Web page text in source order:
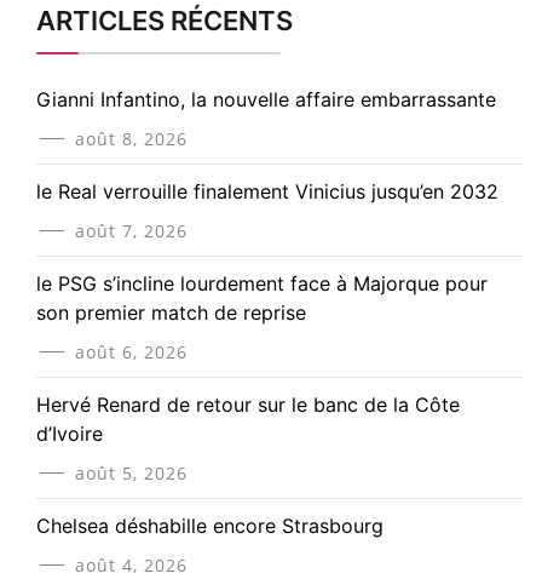
ARTICLES RÉCENTS
Gianni Infantino, la nouvelle affaire embarrassante
août 8, 2026
le Real verrouille finalement Vinicius jusqu’en 2032
août 7, 2026
le PSG s’incline lourdement face à Majorque pour
son premier match de reprise
août 6, 2026
Hervé Renard de retour sur le banc de la Côte
d’Ivoire
août 5, 2026
Chelsea déshabille encore Strasbourg
août 4, 2026